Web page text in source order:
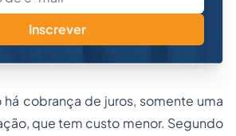
Inscrever
há cobrança de juros, somente uma
que tem custo menor. Segundo